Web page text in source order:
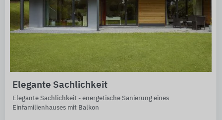
Elegante Sachlichkeit
Elegante Sachlichkeit - energetische Sanierung eines
Einfamilienhauses mit Balkon